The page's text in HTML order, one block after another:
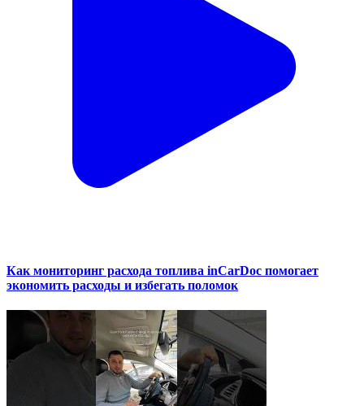
Как мониторинг расхода топлива inCarDoc помогает
экономить расходы и избегать поломок